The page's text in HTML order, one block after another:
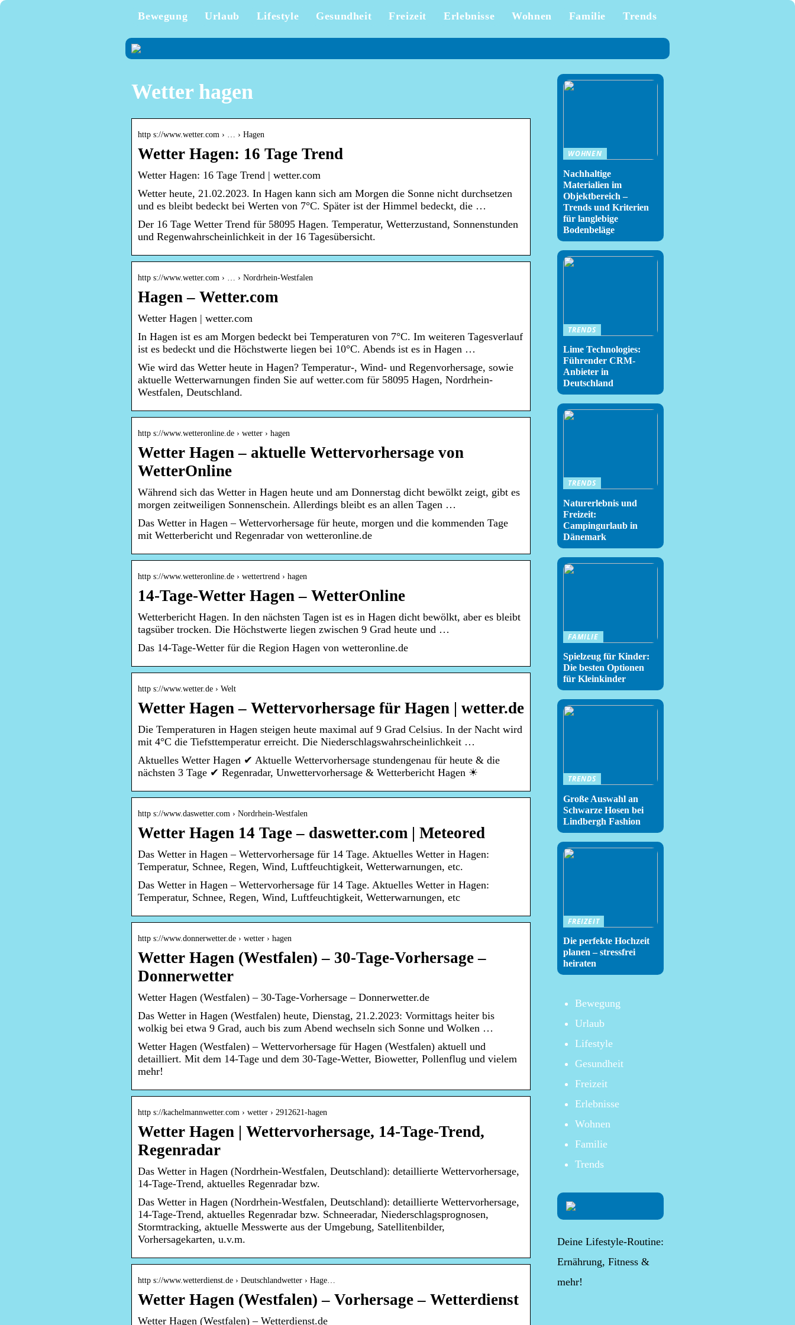
Bewegung Urlaub Lifestyle Gesundheit Freizeit Erlebnisse Wohnen Familie Trends
Wetter hagen
http s://www.wetter.com › … › Hagen
Wetter Hagen: 16 Tage Trend
Wetter Hagen: 16 Tage Trend | wetter.com
Wetter heute, 21.02.2023. In Hagen kann sich am Morgen die Sonne nicht durchsetzen
und es bleibt bedeckt bei Werten von 7°C. Später ist der Himmel bedeckt, die …
Der 16 Tage Wetter Trend für 58095 Hagen. Temperatur, Wetterzustand, Sonnenstunden
und Regenwahrscheinlichkeit in der 16 Tagesübersicht.
http s://www.wetter.com › … › Nordrhein-Westfalen
Hagen – Wetter.com
Wetter Hagen | wetter.com
In Hagen ist es am Morgen bedeckt bei Temperaturen von 7°C. Im weiteren Tagesverlauf
ist es bedeckt und die Höchstwerte liegen bei 10°C. Abends ist es in Hagen …
Wie wird das Wetter heute in Hagen? Temperatur-, Wind- und Regenvorhersage, sowie
aktuelle Wetterwarnungen finden Sie auf wetter.com für 58095 Hagen, Nordrhein-
Westfalen, Deutschland.
http s://www.wetteronline.de › wetter › hagen
Wetter Hagen – aktuelle Wettervorhersage von
WetterOnline
Während sich das Wetter in Hagen heute und am Donnerstag dicht bewölkt zeigt, gibt es
morgen zeitweiligen Sonnenschein. Allerdings bleibt es an allen Tagen …
Das Wetter in Hagen – Wettervorhersage für heute, morgen und die kommenden Tage
mit Wetterbericht und Regenradar von wetteronline.de
http s://www.wetteronline.de › wettertrend › hagen
14-Tage-Wetter Hagen – WetterOnline
Wetterbericht Hagen. In den nächsten Tagen ist es in Hagen dicht bewölkt, aber es bleibt
tagsüber trocken. Die Höchstwerte liegen zwischen 9 Grad heute und …
Das 14-Tage-Wetter für die Region Hagen von wetteronline.de
http s://www.wetter.de › Welt
Wetter Hagen – Wettervorhersage für Hagen | wetter.de
Die Temperaturen in Hagen steigen heute maximal auf 9 Grad Celsius. In der Nacht wird
mit 4°C die Tiefsttemperatur erreicht. Die Niederschlagswahrscheinlichkeit …
Aktuelles Wetter Hagen ✔ Aktuelle Wettervorhersage stundengenau für heute & die
nächsten 3 Tage ✔ Regenradar, Unwettervorhersage & Wetterbericht Hagen ☀
http s://www.daswetter.com › Nordrhein-Westfalen
Wetter Hagen 14 Tage – daswetter.com | Meteored
Das Wetter in Hagen – Wettervorhersage für 14 Tage. Aktuelles Wetter in Hagen:
Temperatur, Schnee, Regen, Wind, Luftfeuchtigkeit, Wetterwarnungen, etc.
Das Wetter in Hagen – Wettervorhersage für 14 Tage. Aktuelles Wetter in Hagen:
Temperatur, Schnee, Regen, Wind, Luftfeuchtigkeit, Wetterwarnungen, etc
http s://www.donnerwetter.de › wetter › hagen
Wetter Hagen (Westfalen) – 30-Tage-Vorhersage –
Donnerwetter
Wetter Hagen (Westfalen) – 30-Tage-Vorhersage – Donnerwetter.de
Das Wetter in Hagen (Westfalen) heute, Dienstag, 21.2.2023: Vormittags heiter bis
wolkig bei etwa 9 Grad, auch bis zum Abend wechseln sich Sonne und Wolken …
Wetter Hagen (Westfalen) – Wettervorhersage für Hagen (Westfalen) aktuell und
detailliert. Mit dem 14-Tage und dem 30-Tage-Wetter, Biowetter, Pollenflug und vielem
mehr!
http s://kachelmannwetter.com › wetter › 2912621-hagen
Wetter Hagen | Wettervorhersage, 14-Tage-Trend,
Regenradar
Das Wetter in Hagen (Nordrhein-Westfalen, Deutschland): detaillierte Wettervorhersage,
14-Tage-Trend, aktuelles Regenradar bzw.
Das Wetter in Hagen (Nordrhein-Westfalen, Deutschland): detaillierte Wettervorhersage,
14-Tage-Trend, aktuelles Regenradar bzw. Schneeradar, Niederschlagsprognosen,
Stormtracking, aktuelle Messwerte aus der Umgebung, Satellitenbilder,
Vorhersagekarten, u.v.m.
http s://www.wetterdienst.de › Deutschlandwetter › Hage…
Wetter Hagen (Westfalen) – Vorhersage – Wetterdienst
Wetter Hagen (Westfalen) – Wetterdienst.de
WOHNEN
Nachhaltige
Materialien im
Objektbereich –
Trends und Kriterien
für langlebige
Bodenbeläge
TRENDS
Lime Technologies:
Führender CRM-
Anbieter in
Deutschland
TRENDS
Naturerlebnis und
Freizeit:
Campingurlaub in
Dänemark
FAMILIE
Spielzeug für Kinder:
Die besten Optionen
für Kleinkinder
TRENDS
Große Auswahl an
Schwarze Hosen bei
Lindbergh Fashion
FREIZEIT
Die perfekte Hochzeit
planen – stressfrei
heiraten
Bewegung
Urlaub
Lifestyle
Gesundheit
Freizeit
Erlebnisse
Wohnen
Familie
Trends
Deine Lifestyle-Routine:
Ernährung, Fitness &
mehr!